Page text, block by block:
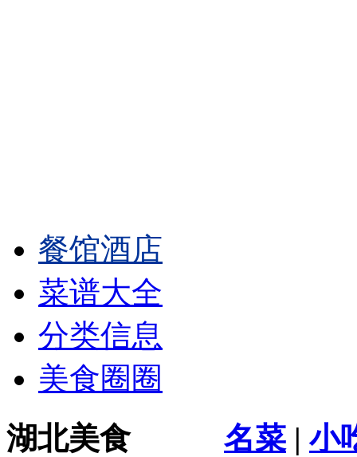
餐馆酒店
菜谱大全
分类信息
美食圈圈
湖北美食 名菜 |小